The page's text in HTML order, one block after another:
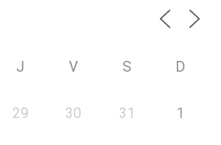
J V S D
29 30 31 1